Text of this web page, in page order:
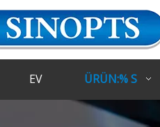
EV ÜRÜN:% S